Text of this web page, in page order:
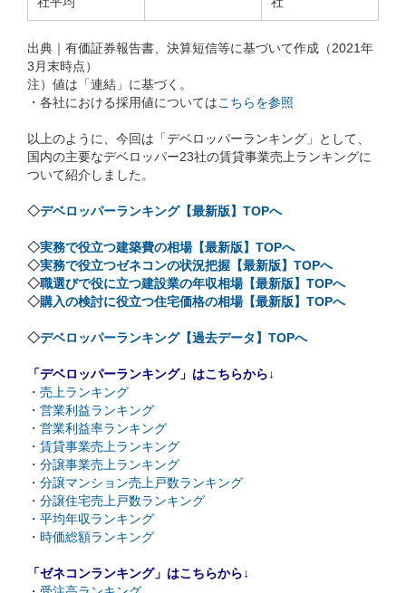
出典｜有価証券報告書、決算短信等に基づいて作成（2021年
3月末時点）
注）値は「連結」に基づく。
・各社における採用値についてはこちらを参照
以上のように、今回は「デベロッパーランキング」として、
国内の主要なデベロッパー23社の賃貸事業売上ランキングに
ついて紹介しました。
◇デベロッパーランキング【最新版】TOPへ
◇実務で役立つ建築費の相場【最新版】TOPへ
◇実務で役立つゼネコンの状況把握【最新版】TOPへ
◇職選びで役に立つ建設業の年収相場【最新版】TOPへ
◇購入の検討に役立つ住宅価格の相場【最新版】TOPへ
◇デベロッパーランキング【過去データ】TOPへ
「デベロッパーランキング」はこちらから↓
・ 売上ランキング
・ 営業利益ランキング
・ 営業利益率ランキング
・ 賃貸事業売上ランキング
・ 分譲事業売上ランキング
・ 分譲マンション売上戸数ランキング
・ 分譲住宅売上戸数ランキング
・ 平均年収ランキング
・ 時価総額ランキング
「ゼネコンランキング」はこちらから↓